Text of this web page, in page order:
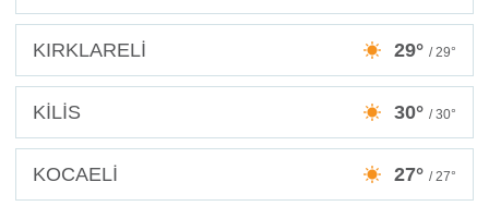
KIRKLARELİ 29° / 29°
KİLİS 30° / 30°
KOCAELİ 27° / 27°